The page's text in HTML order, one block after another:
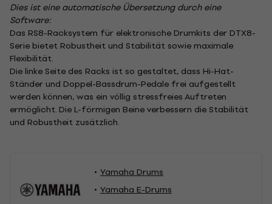
Dies ist eine automatische Übersetzung durch eine
Software:
Das RS8-Racksystem für elektronische Drumkits der DTX8-
Serie bietet Robustheit und Stabilität sowie maximale
Flexibilität.
Die linke Seite des Racks ist so gestaltet, dass Hi-Hat-
Ständer und Doppel-Bassdrum-Pedale frei aufgestellt
werden können, was ein völlig stressfreies Auftreten
ermöglicht. Die L-förmigen Beine verbessern die Stabilität
und Robustheit zusätzlich.
Yamaha Drums
Yamaha E-Drums